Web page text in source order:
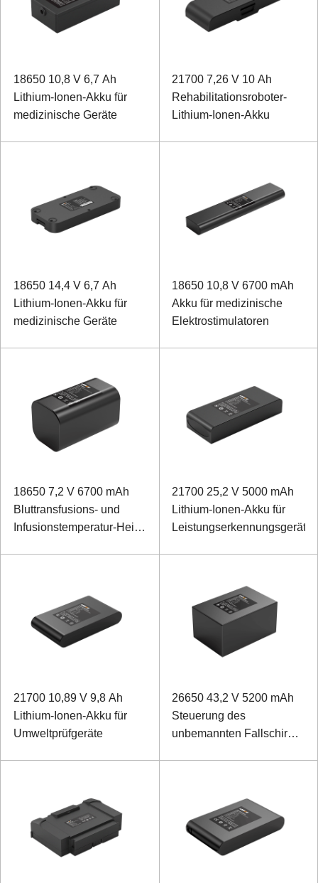
18650 10,8 V 6,7 Ah
Lithium-Ionen-Akku für
medizinische Geräte
21700 7,26 V 10 Ah
Rehabilitationsroboter-
Lithium-Ionen-Akku
18650 14,4 V 6,7 Ah
Lithium-Ionen-Akku für
medizinische Geräte
18650 10,8 V 6700 mAh
Akku für medizinische
Elektrostimulatoren
18650 7,2 V 6700 mAh
Bluttransfusions- und
Infusionstemperatur-Heiz-
21700 25,2 V 5000 mAh
Lithium-Ionen-Akku für
Leistungserkennungsgeräte
21700 10,89 V 9,8 Ah
Lithium-Ionen-Akku für
Umweltprüfgeräte
26650 43,2 V 5200 mAh
Steuerung des
unbemannten Fallschirm-